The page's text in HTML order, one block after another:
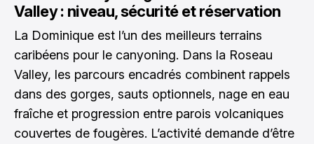
Valley : niveau, sécurité et réservation
La Dominique est l’un des meilleurs terrains
caribéens pour le canyoning. Dans la Roseau
Valley, les parcours encadrés combinent rappels
dans des gorges, sauts optionnels, nage en eau
fraîche et progression entre parois volcaniques
couvertes de fougères. L’activité demande d’être